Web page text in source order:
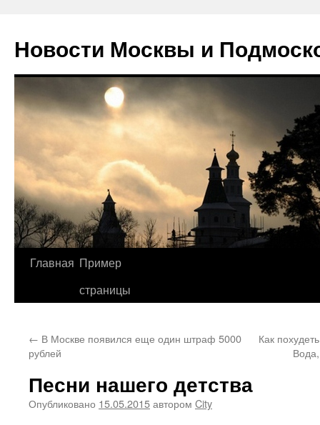
Новости Москвы и
Перейти
Главная Пример
страницы
← В Москве появился еще один штраф 5000
рублей
Как
Песни нашего детства
Опубликовано 15.05.2015автором City